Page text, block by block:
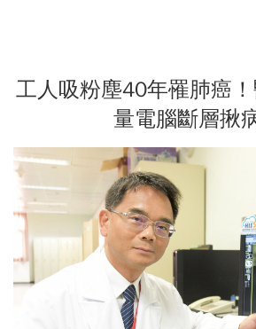
工人吸粉塵40年罹肺癌
量電腦斷層揪